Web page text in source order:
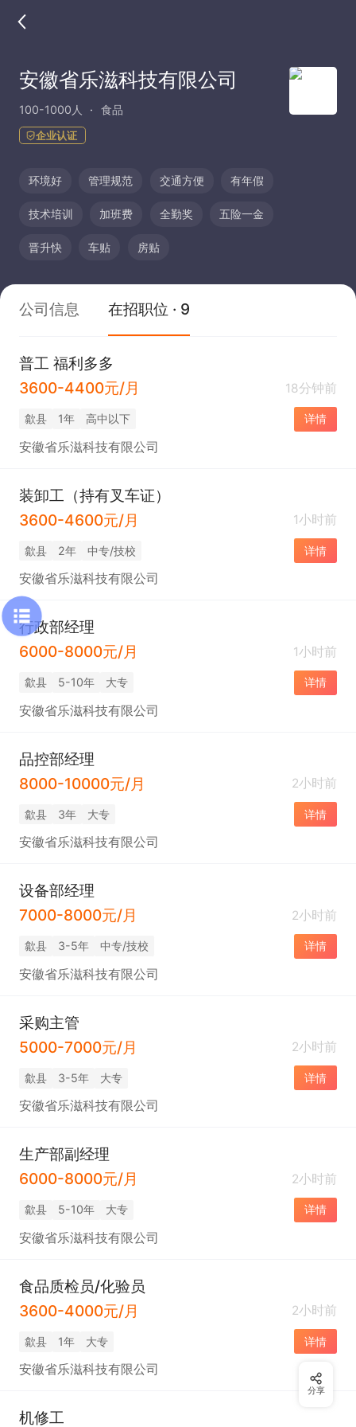
安徽省乐滋科技有限公司
100-1000人 食品
企业认证
环境好 管理规范 交通方便 有年假
技术培训 加班费 全勤奖 五险一金
晋升快 车贴 房贴
公司信息 在招职位 · 9
普工 福利多多
3600-4400元/月
18分钟前
歙县 1年 高中以下 详情
安徽省乐滋科技有限公司
装卸工（持有叉车证）
3600-4600元/月
1小时前
歙县 2年 中专/技校 详情
安徽省乐滋科技有限公司
行政部经理
6000-8000元/月
1小时前
歙县 5-10年 大专 详情
安徽省乐滋科技有限公司
品控部经理
8000-10000元/月
2小时前
歙县 3年 大专 详情
安徽省乐滋科技有限公司
设备部经理
7000-8000元/月
2小时前
歙县 3-5年 中专/技校 详情
安徽省乐滋科技有限公司
采购主管
5000-7000元/月
2小时前
歙县 3-5年 大专 详情
安徽省乐滋科技有限公司
生产部副经理
6000-8000元/月
2小时前
歙县 5-10年 大专 详情
安徽省乐滋科技有限公司
食品质检员/化验员
3600-4000元/月
2小时前
歙县 1年 大专 详情
安徽省乐滋科技有限公司
机修工
分享